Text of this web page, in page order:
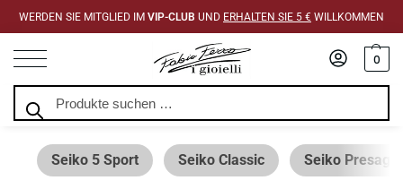
WERDEN SIE MITGLIED IM VIP-CLUB UND ERHALTEN SIE 5 € WILLKOMMEN
0
Seiko 5 Sport Seiko Classic Seiko Presage